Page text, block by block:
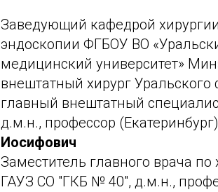
Заведующий кафедрой
эндоскопии ФГБОУ ВО
медицинский университет»
внештатный хирург Уральского
главный внештатный
д.м.н., профессор (Екатеринбург)
Иосифович
Заместитель главного врача
ГАУЗ СО "ГКБ № 40", д.м.н.,